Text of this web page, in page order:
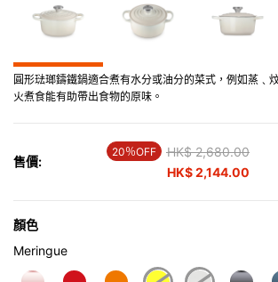
圓形琺瑯鑄鐵鍋適合煮有水分或油分的菜式，例如蒸﹑
火煮食能有助帶出食物的原味。
售價:
20％OFF Price reduced from
HK$ 2,680.00to
HK$ 2,144.00
顏色
Meringue